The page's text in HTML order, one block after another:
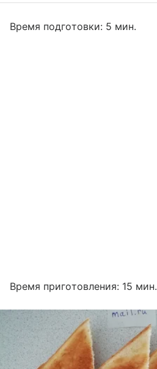
Время подготовки: 5 мин.
Время приготовления: 15 мин.